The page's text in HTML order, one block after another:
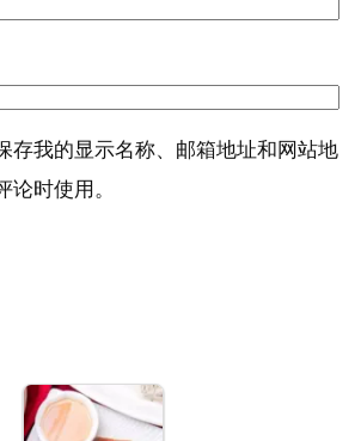
存我的显示名称、邮箱地址和网站地
论时使用。